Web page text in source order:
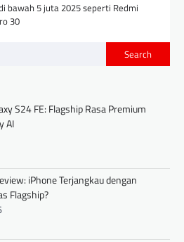
bawah 5 juta 2025 seperti Redmi
30
Search
S24 FE: Flagship Rasa Premium
AI
iPhone Terjangkau dengan
Flagship?